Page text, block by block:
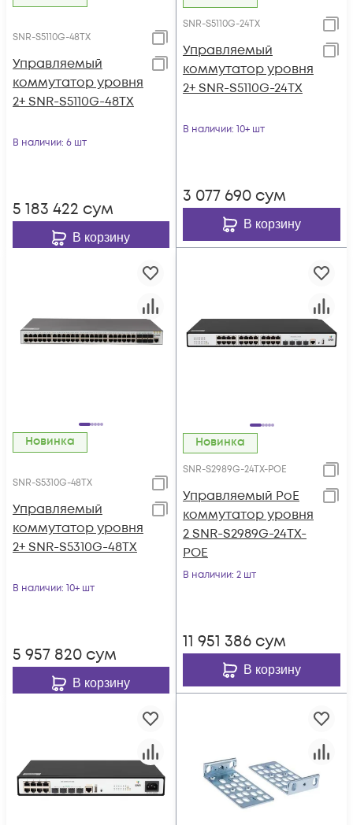
SNR-S5110G-48TX
Управляемый
коммутатор уровня
2+ SNR-S5110G-48TX
В наличии: 6 шт
5 183 422 сум
В корзину
SNR-S5110G-24TX
Управляемый
коммутатор уровня
2+ SNR-S5110G-24TX
В наличии: 10+ шт
3 077 690 сум
В корзину
Новинка
SNR-S5310G-48TX
Управляемый
коммутатор уровня
2+ SNR-S5310G-48TX
В наличии: 10+ шт
5 957 820 сум
В корзину
Новинка
SNR-S2989G-24TX-POE
Управляемый PoE
коммутатор уровня
2 SNR-S2989G-24TX-
POE
В наличии: 2 шт
11 951 386 сум
В корзину